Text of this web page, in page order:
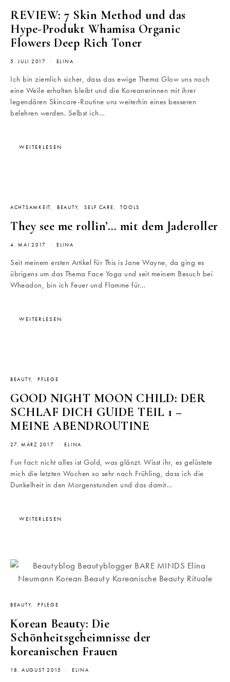
REVIEW: 7 Skin Method und das
Hype-Produkt Whamisa Organic
Flowers Deep Rich Toner
5. JULI 2017 ELINA
Ich bin ziemlich sicher, dass das ewige Thema Glow uns noch
eine Weile erhalten bleibt und die Koreanerinnen mit ihrer
legendären Skincare-Routine uns weiterhin eines besseren
belehren werden. Selbst ich…
WEITERLESEN
ACHTSAMKEIT BEAUTY SELF CARE TOOLS
They see me rollin’… mit dem Jaderoller
4. MAI 2017 ELINA
Seit meinem ersten Artikel für This is Jane Wayne, da ging es
übrigens um das Thema Face Yoga und seit meinem Besuch bei
Wheadon, bin ich Feuer und Flamme für…
WEITERLESEN
BEAUTY PFLEGE
GOOD NIGHT MOON CHILD: DER
SCHLAF DICH GUIDE TEIL 1 –
MEINE ABENDROUTINE
27. MÄRZ 2017 ELINA
Fun fact: nicht alles ist Gold, was glänzt. Wisst ihr, es gelüstete
mich die letzten Wochen so sehr nach Frühling, dass ich die
Dunkelheit in den Morgenstunden und das damit…
WEITERLESEN
BEAUTY PFLEGE
Korean Beauty: Die
Schönheitsgeheimnisse der
koreanischen Frauen
18. AUGUST 2015 ELINA